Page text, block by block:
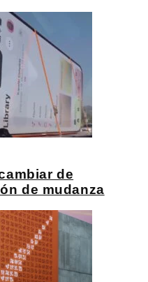
de
de mudanza